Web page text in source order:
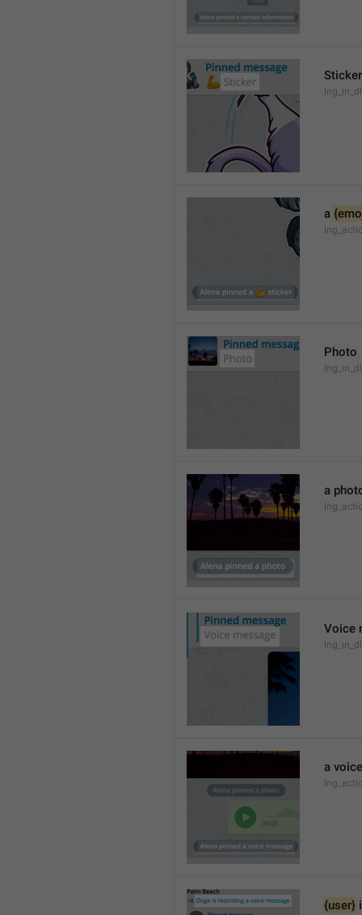
Sticker
a
Photo
a
Voice
a
{user}